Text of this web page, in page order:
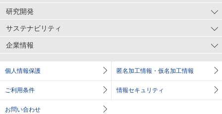
研究開発
サステナビリティ
企業情報
個人情報保護 匿名加工情報・仮名加工情報
ご利用条件 情報セキュリティ
お問い合わせ